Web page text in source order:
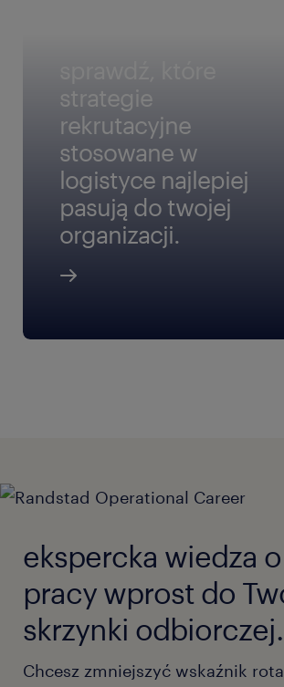
strategie
rekrutacyjne
stosowane w
logistyce najlepiej
pasują do twojej
organizacji.
ekspercka wiedza
pracy wprost do
skrzynki odbiorczej.
Chcesz zmniejszyć wskaźnik